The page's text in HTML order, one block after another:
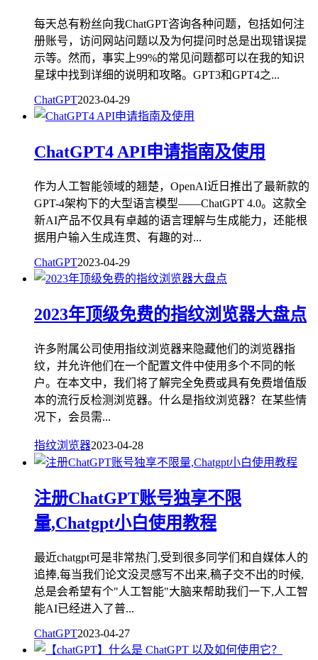
每天总有粉丝向我ChatGPT咨询各种问题，包括如何注
册账号，访问网站问题以及为何提问时总是出现错误提
示等。然而，事实上99%的常见问题都可以在我的知识
星球中找到详细的说明和攻略。GPT3和GPT4之...
ChatGPT2023-04-29
ChatGPT4 API申请指南及使用
作为人工智能领域的翘楚，OpenAI近日推出了最新款的
GPT-4架构下的大型语言模型——ChatGPT 4.0。这款全
新AI产品不仅具有卓越的语言理解与生成能力，还能根
据用户输入生成连贯、有趣的对...
ChatGPT2023-04-29
2023年顶级免费的指纹浏览器大盘点
许多附属公司使用指纹浏览器来隐藏他们的浏览器指
纹，并允许他们在一个配置文件中使用多个不同的帐
户。在本文中，我们将了解完全免费或具有免费增值版
本的流行反检测浏览器。什么是指纹浏览器？在某些情
况下，会员需...
指纹浏览器2023-04-28
注册ChatGPT账号独享不限
量,Chatgpt小白使用教程
最近chatgpt可是非常热门,受到很多同学们和自媒体人的
追捧,每当我们论文没灵感写不出来,稿子交不出的时候,
总是会希望有个"人工智能"大脑来帮助我们一下,人工智
能AI已经进入了普...
ChatGPT2023-04-27